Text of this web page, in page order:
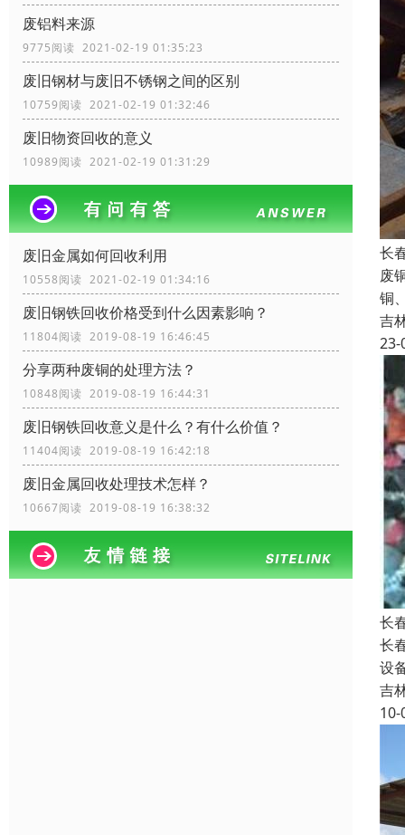
废铝料来源
9775阅读 2021-02-19 01:35:23
废旧钢材与废旧不锈钢之间的区别
10759阅读 2021-02-19 01:32:46
废旧物资回收的意义
10989阅读 2021-02-19 01:31:29
废旧金属如何回收利用
10558阅读 2021-02-19 01:34:16
废旧钢铁回收价格受到什么因素影响？
11804阅读 2019-08-19 16:46:45
分享两种废铜的处理方法？
10848阅读 2019-08-19 16:44:31
废旧钢铁回收​意义是什么？有什么价值？
11404阅读 2019-08-19 16:42:18
废旧金属回收处理技术怎样？
10667阅读 2019-08-19 16:38:32
长
废
铜
吉
23-
长
长
设
吉
10-